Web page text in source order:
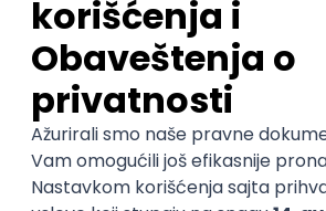
Analitičar informacione
Wiener Stadtische osiguranje
Beograd | Hibrid